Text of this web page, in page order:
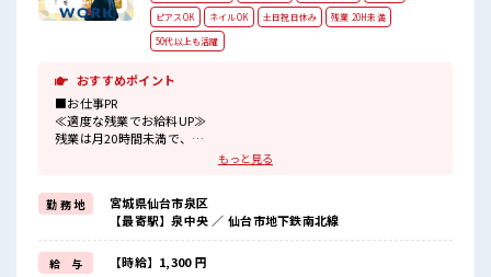
ピアスOK
ネイルOK 土日祝日休み
残業 20H未満
50代以上も活躍
おすすめポイント
■お仕事PR
≪適度な残業でお給料UP≫
残業は月20時間未満で、
家族や友人と一緒にプライベート満喫！
≪髪色自由で自分らしく働く≫
明るすぎたり奇抜でなければ基本的に自由！
(規定有)≪未経験OKの仕事≫
新しいことにチャレンジするのは不安だけど、
もっと見る
勤 務 地
宮城県仙台市泉区
【最寄駅】泉中央 ／ 仙台市地下鉄南北線
給 与 【時給】1,300 円